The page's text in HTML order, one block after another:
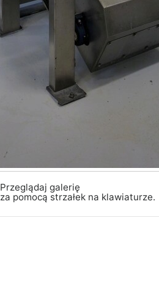
Przeglądaj galerię
za pomocą strzałek na klawiaturze.